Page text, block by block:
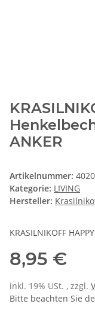
ANKER
Artikelnummer:
Kategorie: LIVING
Hersteller:
KRASILNIKOFF
8,95 €
inkl. 19% USt. , zzgl.
Bitte beachten Sie